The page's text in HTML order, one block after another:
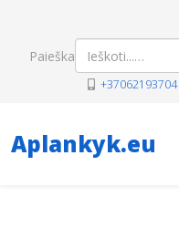
Paieška
+37062193704
Aplankyk.eu